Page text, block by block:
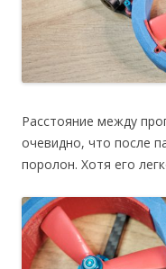
Расстояние между
очевидно, что после
поролон. Хотя его